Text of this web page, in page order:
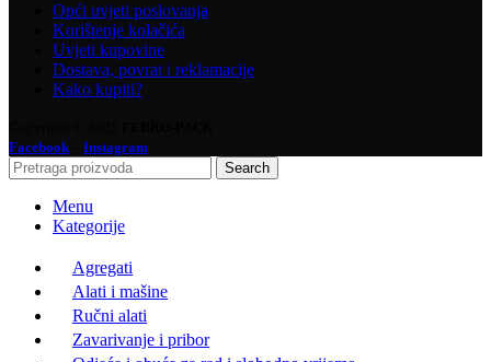
Opći uvjeti poslovanja
Korištenje kolačića
Uvjeti kupovine
Dostava, povrat i reklamacije
Kako kupiti?
Facebook
Instagram
Search
Menu
Kategorije
Agregati
Alati i mašine
Ručni alati
Zavarivanje i pribor